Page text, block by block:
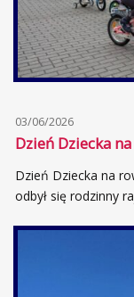
03/06/2026
Dzień Dziecka
Dzień Dziecka na
odbył się rodzinny